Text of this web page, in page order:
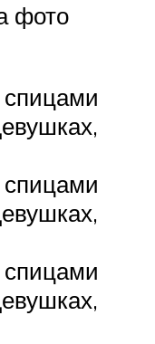
фото
спицами
спицами
спицами